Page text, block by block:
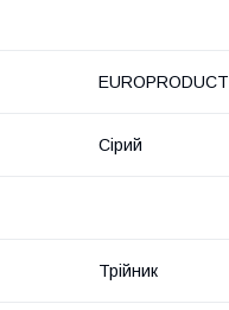
EUROPRODUCT
Сірий
Трійник